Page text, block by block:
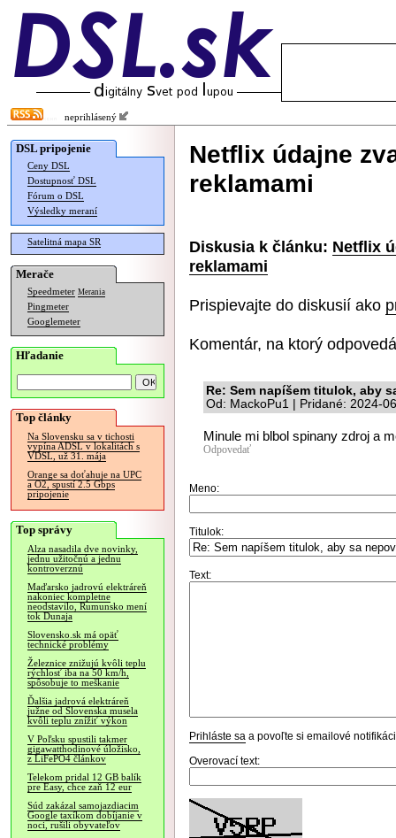
neprihlásený
DSL pripojenie
Ceny DSL
Dostupnosť DSL
Fórum o DSL
Výsledky meraní
Satelitná mapa SR
Merače
Speedmeter Merania
Pingmeter
Googlemeter
Hľadanie
Top články
Na Slovensku sa v tichosti
vypína ADSL v lokalitách s
VDSL, už 31. mája
Orange sa doťahuje na UPC
a O2, spustí 2.5 Gbps
pripojenie
Top správy
Alza nasadila dve novinky,
jednu užitočnú a jednu
kontroverznú
Maďarsko jadrovú elektráreň
nakoniec kompletne
neodstavilo, Rumunsko mení
tok Dunaja
Slovensko.sk má opäť
technické problémy
Železnice znižujú kvôli teplu
rýchlosť iba na 50 km/h,
spôsobuje to meškanie
Ďalšia jadrová elektráreň
južne od Slovenska musela
kvôli teplu znížiť výkon
V Poľsku spustili takmer
gigawatthodinové úložisko,
z LiFePO4 článkov
Telekom pridal 12 GB balík
pre Easy, chce zaň 12 eur
Súd zakázal samojazdiacim
Google taxíkom dobíjanie v
noci, rušili obyvateľov
Netflix údajne
reklamami
Diskusia k článku: Netflix
reklamami
Prispievajte do diskusií ako
Komentár, na ktorý
Re: Sem napíšem titulok, aby
Od: MackoPu1 | Pridané: 2024-
Minule mi blbol spinany zdroj a
Odpovedať
Meno:
Titulok:
Text:
Prihláste sa a povoľte si emailové
Overovací text: